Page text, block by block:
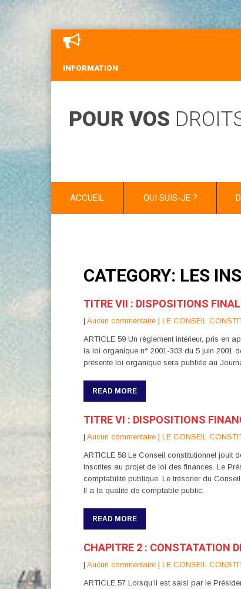
INFORMATION
POUR VOS
ACCUEIL QUI SUIS-JE ?
CATEGORY: LES
TITRE VII : DISPOSITIONS
| Aucun commentaire | LE CONSEIL
ARTICLE 59 Un règlement intérieur, pris en
la loi organique n° 2001-303 du 5 juin 2001
présente loi organique sera publiée au
READ MORE
TITRE VI : DISPOSITIONS
| Aucun commentaire | LE CONSEIL
ARTICLE 58 Le Conseil constitutionnel jouit
inscrites au projet de loi des finances. Le
comptabilité publique. Le trésorier du
Il a la qualité de comptable public.
READ MORE
CHAPITRE 2 : CONSTATATION
| Aucun commentaire | LE CONSEIL
ARTICLE 57 Lorsqu’il est saisi par le